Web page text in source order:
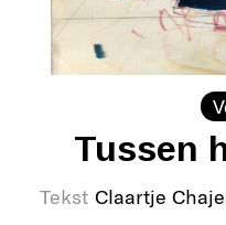
Tussen
Tekst Claartje